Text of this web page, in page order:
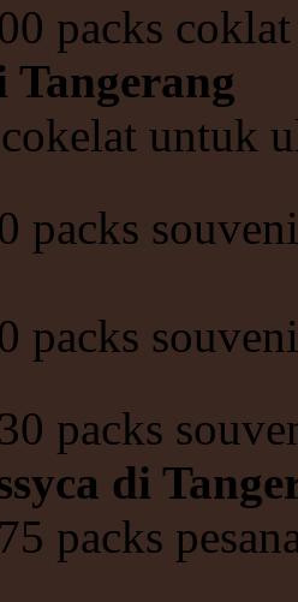
packs
Tangerang
untuk
packs
packs
packs
di
packs